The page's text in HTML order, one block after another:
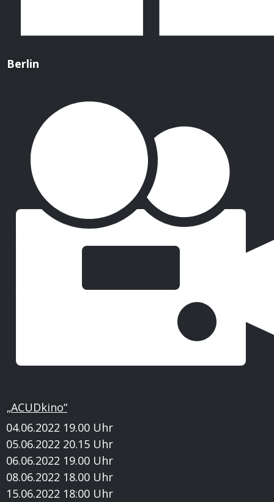
Berlin
„ACUDkino“
04.06.2022 19.00 Uhr
05.06.2022 20.15 Uhr
06.06.2022 19.00 Uhr
08.06.2022 18.00 Uhr
15.06.2022 18:00 Uhr